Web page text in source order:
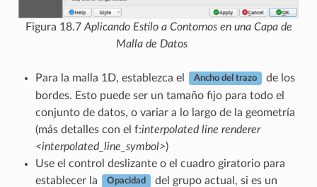
Figura 18.7 Aplicando Estilo a Contornos en una Capa de
Malla de Datos
Para la malla 1D, establezca el Ancho del trazo
de los
bordes. Esto puede ser un tamaño fijo para todo el
conjunto de datos, o variar a lo largo de la geometría
(más detalles con el f:interpolated line renderer
<interpolated_line_symbol>)
Use el control deslizante o el cuadro giratorio para
establecer la
Opacidad
del grupo actual, si es un